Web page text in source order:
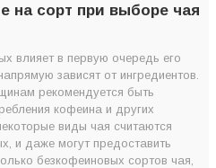
на сорт при выборе чая
влияет в первую очередь его
зависят от ингредиентов.
рекомендуется быть
кофеина и других
виды чая считаются
и даже могут предоставить
безкофеиновых сортов чая,